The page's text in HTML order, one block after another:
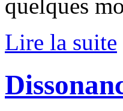
quelques
Lire la suite